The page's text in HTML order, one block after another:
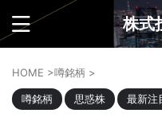
株式
HOME >噂銘柄 >
噂銘柄 思惑株 最新注